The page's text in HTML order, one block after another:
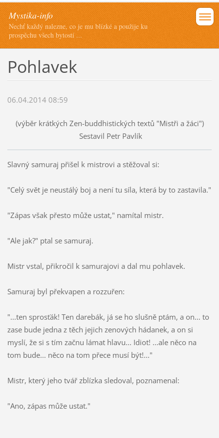
Mystika-info
Nechť každý nalezne, co je mu blízké a použije ku
prospěchu všech bytostí ...
Pohlavek
06.04.2014 08:59
(výběr krátkých Zen-buddhistických textů "Mistři a žáci")
Sestavil Petr Pavlík
Slavný samuraj přišel k mistrovi a stěžoval si:
"Celý svět je neustálý boj a není tu síla, která by to zastavila."
"Zápas však přesto může ustat," namítal mistr.
"Ale jak?" ptal se samuraj.
Mistr vstal, přikročil k samurajovi a dal mu pohlavek.
Samuraj byl překvapen a rozzuřen:
"...ten sprosťák! Ten darebák, já se ho slušně ptám, a on... to
zase bude jedna z těch jejich zenových hádanek, a on si
myslí, že si s tím začnu lámat hlavu... Idiot! ...ale něco na
tom bude... něco na tom přece musí být!..."
Mistr, který jeho tvář zblízka sledoval, poznamenal:
"Ano, zápas může ustat."